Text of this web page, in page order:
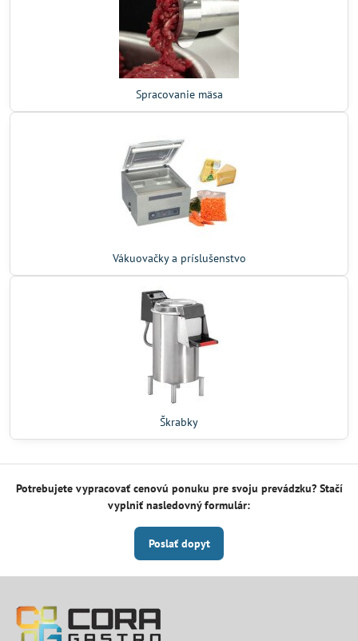
Spracovanie mäsa
Vákuovačky a príslušenstvo
Škrabky
Potrebujete vypracovať cenovú ponuku pre svoju prevádzku? Stačí
vyplniť nasledovný formulár:
Poslať dopyt